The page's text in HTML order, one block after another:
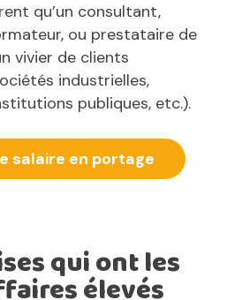
qu’un consultant,
ou prestataire de
vivier de clients
industrielles,
publiques, etc.).
salaire en portage
qui ont les
élevés